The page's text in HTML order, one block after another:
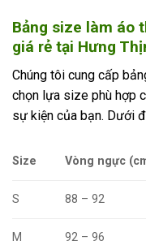
Bảng size làm áo
giá rẻ tại Hưng
Chúng tôi cung cấp
chọn lựa size phù hợp
sự kiện của bạn. Dưới
Size Vòng ngực
S 88 – 92
M 92 – 96